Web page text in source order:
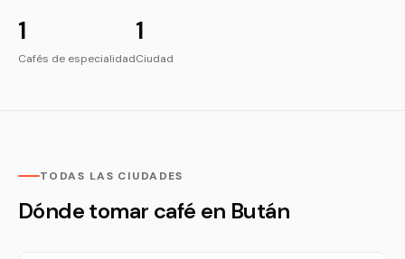
1
Cafés de especialidad
1
Ciudad
TODAS LAS CIUDADES
Dónde tomar café en Bután